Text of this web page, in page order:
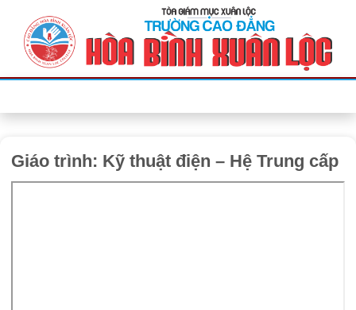
Giáo trình: Kỹ thuật điện – Hệ Trung cấp